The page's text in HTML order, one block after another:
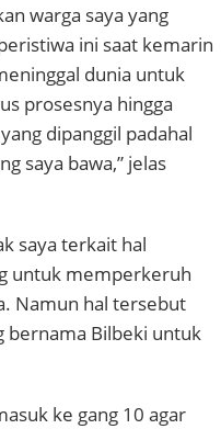
warga saya yang
ini saat kemarin
dunia untuk
prosesnya hingga
dipanggil padahal
saya bawa,” jelas
saya terkait hal
untuk memperkeruh
Namun hal tersebut
bernama Bilbeki untuk
ke gang 10 agar